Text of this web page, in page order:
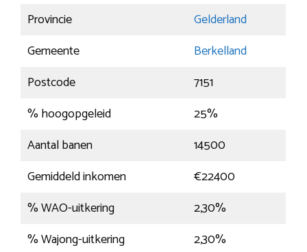
Provincie
Gelderland
Gemeente
Berkelland
Postcode
7151
% hoogopgeleid
25%
Aantal banen
14500
Gemiddeld inkomen
€22400
% WAO-uitkering
2,30%
% Wajong-uitkering
2,30%